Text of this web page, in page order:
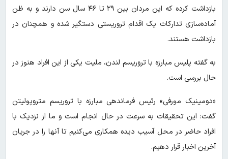
بازداشت کرده که این مردان بین ۲۹ تا ۴۶ سال سن دارند و به ظن
آماده‌سازی تدارکات یک اقدام تروریستی دستگیر شده و همچنان در
بازداشت هستند.
به گفته پلیس مبارزه با تروریسم لندن، ملیت یکی از این افراد هنوز در
حال بررسی است.
«دومینیک مورفی» رئیس فرماندهی مبارزه با تروریسم متروپولیتن
گفت: این تحقیقات به سرعت در حال انجام است و ما از نزدیک با
افراد حاضر در محل آسیب دیده همکاری می‌کنیم تا آنها را در جریان
آخرین اخبار قرار دهیم.